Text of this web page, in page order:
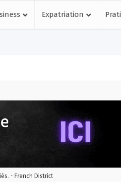
Expatriation
- French District